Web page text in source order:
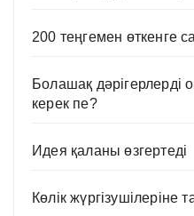
200 теңгемен өткенге
Болашақ дәрігерлерді
керек пе?
Идея қаланы өзгертеді
Көлік жүргізушілеріне